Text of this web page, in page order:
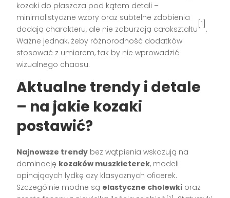
kozaki do płaszcza pod kątem detali –
minimalistyczne wzory oraz subtelne zdobienia
dodają charakteru, ale nie zaburzają całokształtu
[1]
.
Ważne jednak, żeby różnorodność dodatków
stosować z umiarem, tak by nie wprowadzić
wizualnego chaosu.
Aktualne trendy i detale
– na jakie kozaki
postawić?
Najnowsze trendy bez wątpienia wskazują na
dominację kozaków muszkieterek, modeli
opinających łydkę czy klasycznych oficerek.
Szczególnie modne są elastyczne cholewki oraz